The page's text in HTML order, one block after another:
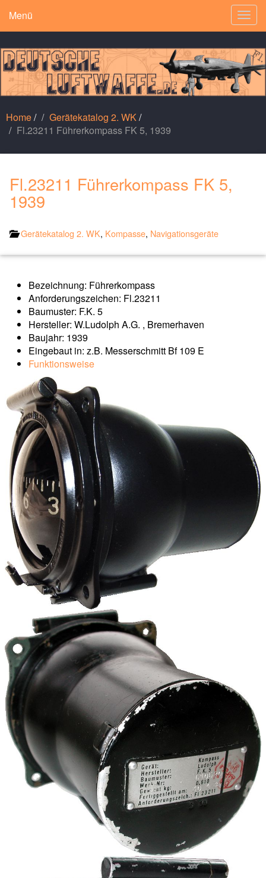
Menü
Home/ Gerätekatalog 2. WK/
Fl.23211 Führerkompass FK 5, 1939
Fl.23211 Führerkompass FK 5,
1939
Gerätekatalog 2. WK, Kompasse, Navigationsgeräte
Bezeichnung: Führerkompass
Anforderungszeichen: Fl.23211
Baumuster: F.K. 5
Hersteller: W.Ludolph A.G. , Bremerhaven
Baujahr: 1939
Eingebaut in: z.B. Messerschmitt Bf 109 E
Funktionsweise